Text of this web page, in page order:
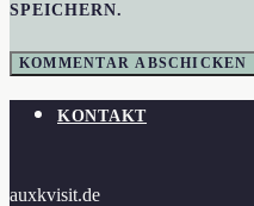
SPEICHERN.
KONTAKT
auxkvisit.de